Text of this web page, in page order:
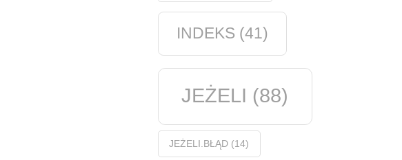
INDEKS (41)
JEŻELI (88)
JEŻELI.BŁĄD (14)